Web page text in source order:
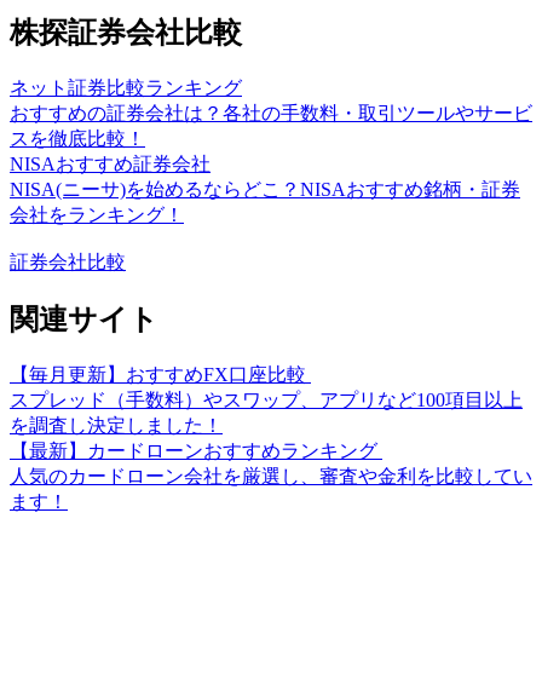
株探証券会社比較
ネット証券比較ランキング
おすすめの証券会社は？各社の手数料・取引ツールやサービ
スを徹底比較！
NISAおすすめ証券会社
NISA(ニーサ)を始めるならどこ？NISAおすすめ銘柄・証券
会社をランキング！
証券会社比較
関連サイト
【毎月更新】おすすめFX口座比較
スプレッド（手数料）やスワップ、アプリなど100項目以上
を調査し決定しました！
【最新】カードローンおすすめランキング
人気のカードローン会社を厳選し、審査や金利を比較してい
ます！